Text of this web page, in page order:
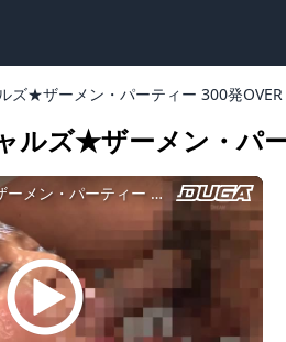
ズ★ザーメン・パーティー 300発OVER
ルズ★ザーメン・パ